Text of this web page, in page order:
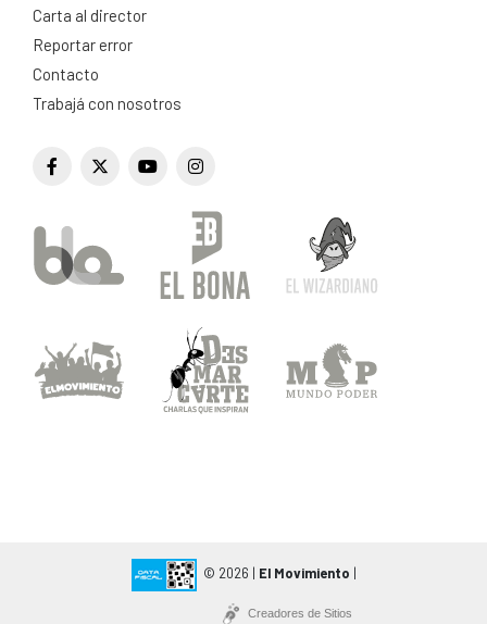
Carta al director
Reportar error
Contacto
Trabajá con nosotros
© 2026 | El Movimiento
Creadores de Sitios